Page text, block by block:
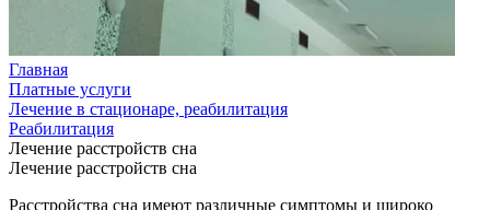
Главная
Платные услуги
Лечение в стационаре, реабилитация
Реабилитация
Лечение расстройств сна
Лечение расстройств сна
Расстройства сна имеют различные симптомы и широко